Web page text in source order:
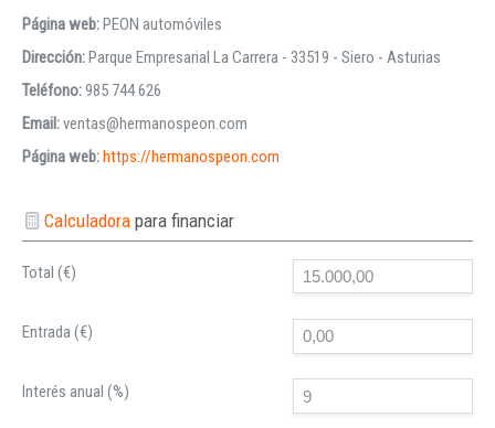
Página web:PEON automóviles
Dirección:Parque Empresarial La Carrera - 33519 - Siero - Asturias
Teléfono:985 744 626
Email:ventas@hermanospeon.com
Página web:https://hermanospeon.com
Calculadorapara financiar
Total (€)
Entrada (€)
Interés anual (%)